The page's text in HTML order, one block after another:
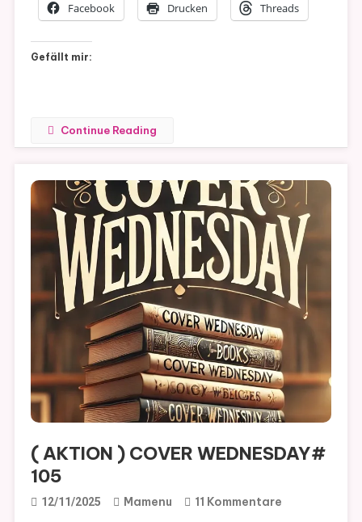
Facebook Drucken Threads
Gefällt mir:
Continue Reading
( AKTION ) COVER WEDNESDAY#
105
12/11/2025 Mamenu 11 KommentareZu